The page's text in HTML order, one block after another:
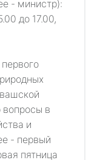
- министр):
до 17.00,
в
и
- первый
пятница